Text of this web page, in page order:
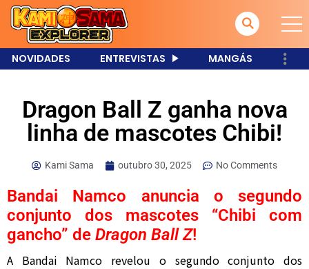
NOVIDADES ENTREVISTAS MANGÁS
Dragon Ball Z ganha nova
linha de mascotes Chibi!
Kami Sama outubro 30, 2025 No Comments
Bandai Namco anuncia o segundo
conjunto dos mascotes “Chibi com
gancho” de Dragon Ball Z!
A Bandai Namco revelou o segundo conjunto dos